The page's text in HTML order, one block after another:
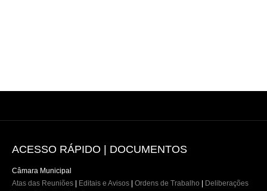
ACESSO RÁPIDO | DOCUMENTOS
Câmara Municipal
Atas das Reuniões
Editais e Avisos Ordens de Trabalho
Deliberações